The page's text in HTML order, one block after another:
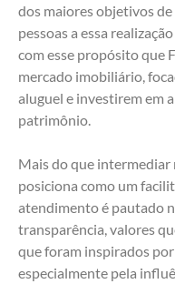
dos maiores objetivos
pessoas a essa
com esse propósito que
mercado imobiliário,
aluguel e investirem em
patrimônio.
Mais do que intermediar
posiciona como um
atendimento é pautado
transparência, valores
que foram inspirados
especialmente pela